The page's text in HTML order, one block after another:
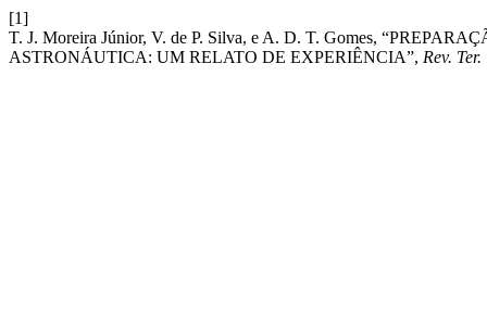
[1]
T. J. Moreira Júnior, V. de P. Silva, e A. D. T. Gomes,
ASTRONÁUTICA: UM RELATO DE EXPERIÊNCIA”, Rev.